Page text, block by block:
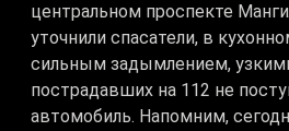
центральном проспекте
уточнили спасатели, в
сильным задымлением,
пострадавших на 112 не
автомобиль. Напомним,